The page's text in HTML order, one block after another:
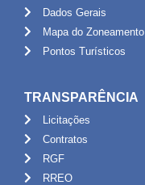
Dados Gerais
Mapa do Zoneamento
Pontos Turísticos
TRANSPARÊNCIA
Licitações
Contratos
RGF
RREO